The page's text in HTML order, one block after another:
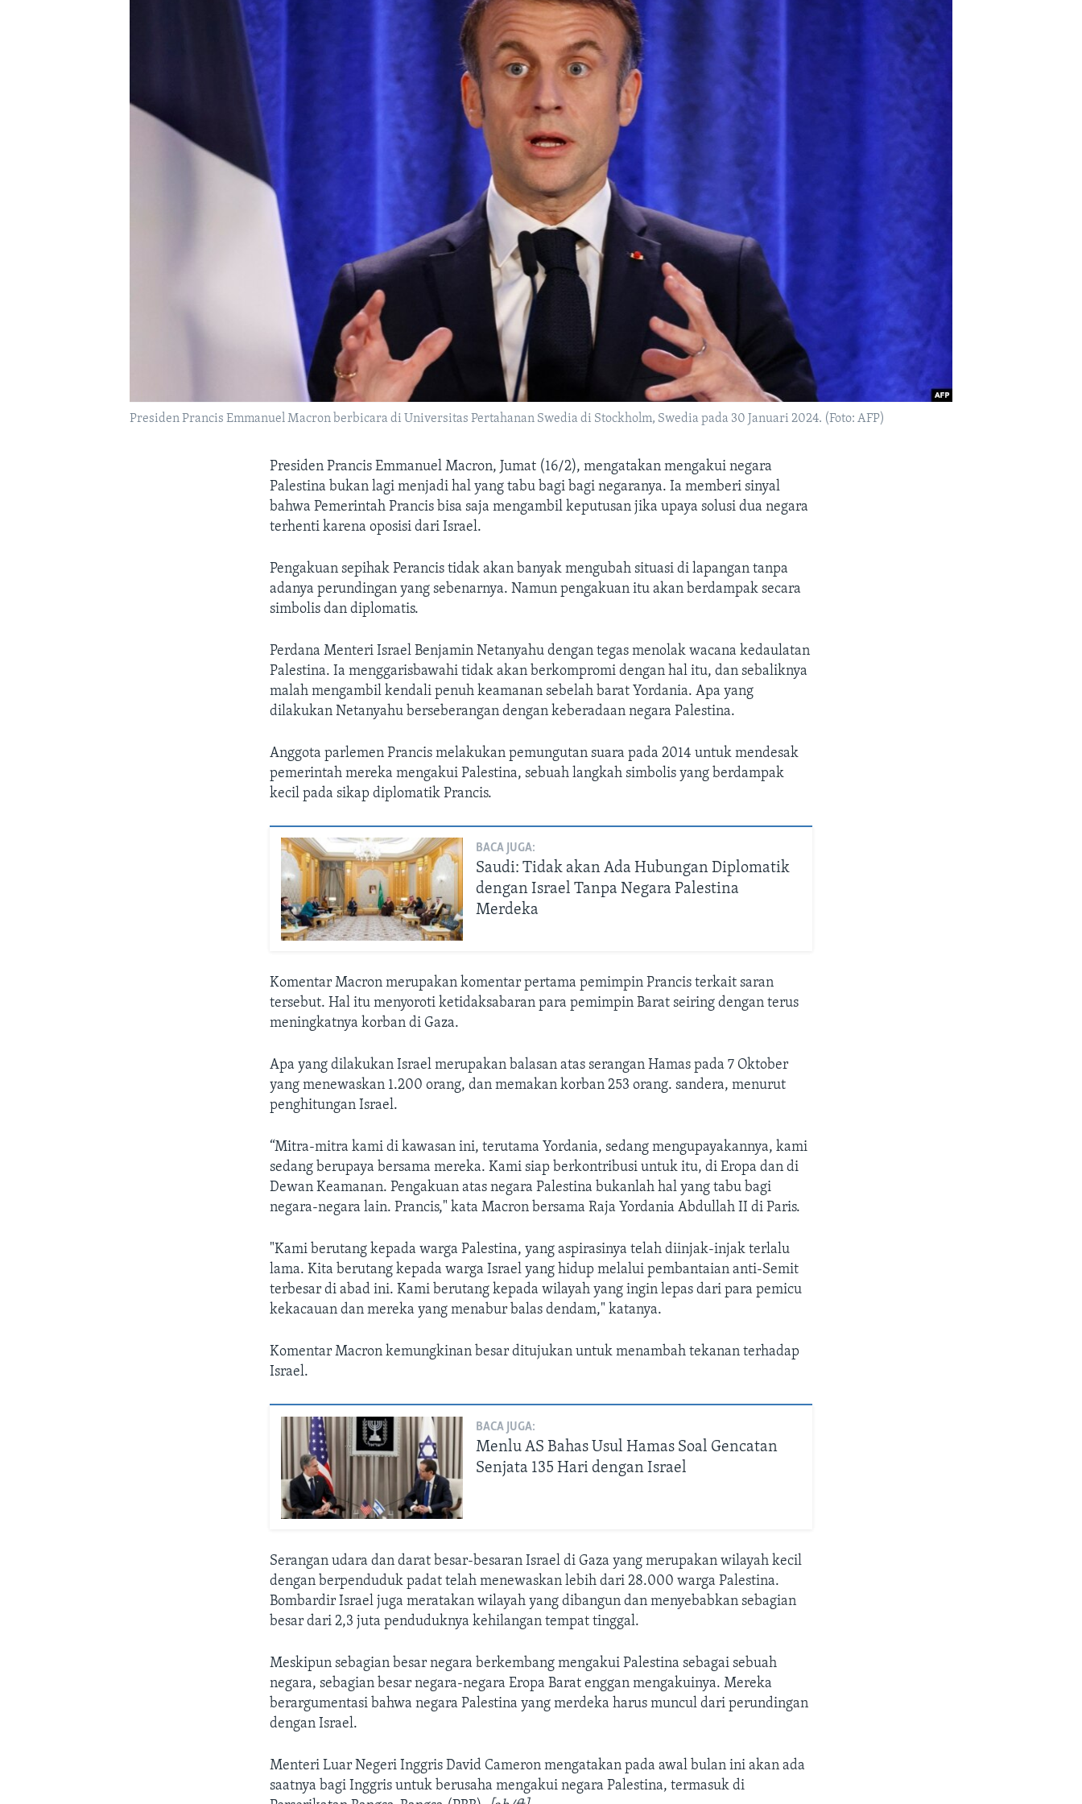
Presiden Prancis Emmanuel Macron berbicara di Universitas Pertahanan Swedia di Stockholm, Swedia pada 30 Januari 2024. (Foto: AFP)
Presiden Prancis Emmanuel Macron, Jumat (16/2), mengatakan mengakui negara
Palestina bukan lagi menjadi hal yang tabu bagi bagi negaranya. Ia memberi sinyal
bahwa Pemerintah Prancis bisa saja mengambil keputusan jika upaya solusi dua negara
terhenti karena oposisi dari Israel.
Pengakuan sepihak Perancis tidak akan banyak mengubah situasi di lapangan tanpa
adanya perundingan yang sebenarnya. Namun pengakuan itu akan berdampak secara
simbolis dan diplomatis.
Perdana Menteri Israel Benjamin Netanyahu dengan tegas menolak wacana kedaulatan
Palestina. Ia menggarisbawahi tidak akan berkompromi dengan hal itu, dan sebaliknya
malah mengambil kendali penuh keamanan sebelah barat Yordania. Apa yang
dilakukan Netanyahu berseberangan dengan keberadaan negara Palestina.
Anggota parlemen Prancis melakukan pemungutan suara pada 2014 untuk mendesak
pemerintah mereka mengakui Palestina, sebuah langkah simbolis yang berdampak
kecil pada sikap diplomatik Prancis.
BACA JUGA:
Saudi: Tidak akan Ada Hubungan Diplomatik
dengan Israel Tanpa Negara Palestina
Merdeka
Komentar Macron merupakan komentar pertama pemimpin Prancis terkait saran
tersebut. Hal itu menyoroti ketidaksabaran para pemimpin Barat seiring dengan terus
meningkatnya korban di Gaza.
Apa yang dilakukan Israel merupakan balasan atas serangan Hamas pada 7 Oktober
yang menewaskan 1.200 orang, dan memakan korban 253 orang. sandera, menurut
penghitungan Israel.
“Mitra-mitra kami di kawasan ini, terutama Yordania, sedang mengupayakannya, kami
sedang berupaya bersama mereka. Kami siap berkontribusi untuk itu, di Eropa dan di
Dewan Keamanan. Pengakuan atas negara Palestina bukanlah hal yang tabu bagi
negara-negara lain. Prancis," kata Macron bersama Raja Yordania Abdullah II di Paris.
"Kami berutang kepada warga Palestina, yang aspirasinya telah diinjak-injak terlalu
lama. Kita berutang kepada warga Israel yang hidup melalui pembantaian anti-Semit
terbesar di abad ini. Kami berutang kepada wilayah yang ingin lepas dari para pemicu
kekacauan dan mereka yang menabur balas dendam," katanya.
Komentar Macron kemungkinan besar ditujukan untuk menambah tekanan terhadap
Israel.
BACA JUGA:
Menlu AS Bahas Usul Hamas Soal Gencatan
Senjata 135 Hari dengan Israel
Serangan udara dan darat besar-besaran Israel di Gaza yang merupakan wilayah kecil
dengan berpenduduk padat telah menewaskan lebih dari 28.000 warga Palestina.
Bombardir Israel juga meratakan wilayah yang dibangun dan menyebabkan sebagian
besar dari 2,3 juta penduduknya kehilangan tempat tinggal.
Meskipun sebagian besar negara berkembang mengakui Palestina sebagai sebuah
negara, sebagian besar negara-negara Eropa Barat enggan mengakuinya. Mereka
berargumentasi bahwa negara Palestina yang merdeka harus muncul dari perundingan
dengan Israel.
Menteri Luar Negeri Inggris David Cameron mengatakan pada awal bulan ini akan ada
saatnya bagi Inggris untuk berusaha mengakui negara Palestina, termasuk di